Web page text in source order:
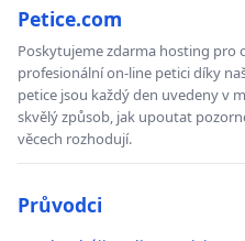
Petice.com
Poskytujeme zdarma hosting pro
profesionální on-line petici díky
petice jsou každý den uvedeny v
skvělý způsob, jak upoutat
věcech rozhodují.
Průvodci